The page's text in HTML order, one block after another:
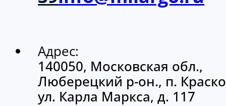
Адрес:
140050, Московская обл.,
Люберецкий р-он., п.
ул. Карла Маркса, д. 117